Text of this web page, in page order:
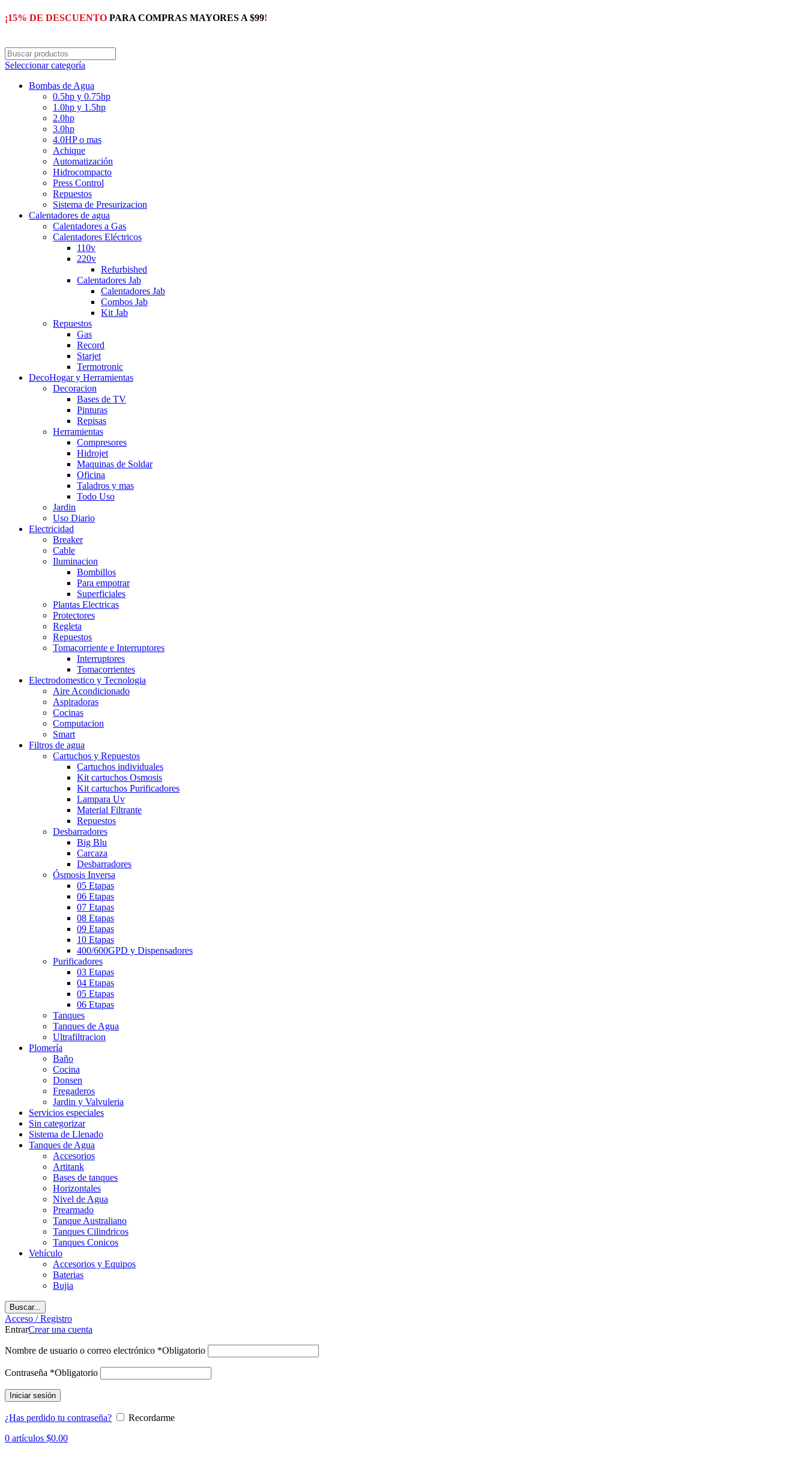
¡15% DE DESCUENTO PARA COMPRAS MAYORES A $99!
Seleccionar categoría
Bombas de Agua
0.5hp y 0.75hp
1.0hp y 1.5hp
2.0hp
3.0hp
4.0HP o mas
Achique
Automatización
Hidrocompacto
Press Control
Repuestos
Sistema de Presurizacion
Calentadores de agua
Calentadores a Gas
Calentadores Eléctricos
110v
220v
Refurbished
Calentadores Jab
Calentadores Jab
Combos Jab
Kit Jab
Repuestos
Gas
Record
Starjet
Termotronic
DecoHogar y Herramientas
Decoracion
Bases de TV
Pinturas
Repisas
Herramientas
Compresores
Hidrojet
Maquinas de Soldar
Oficina
Taladros y mas
Todo Uso
Jardin
Uso Diario
Electricidad
Breaker
Cable
Iluminacion
Bombillos
Para empotrar
Superficiales
Plantas Electricas
Protectores
Regleta
Repuestos
Tomacorriente e Interruptores
Interruptores
Tomacorrientes
Electrodomestico y Tecnologia
Aire Acondicionado
Aspiradoras
Cocinas
Computacion
Smart
Filtros de agua
Cartuchos y Repuestos
Cartuchos individuales
Kit cartuchos Osmosis
Kit cartuchos Purificadores
Lampara Uv
Material Filtrante
Repuestos
Desbarradores
Big Blu
Carcaza
Desbarradores
Ósmosis Inversa
05 Etapas
06 Etapas
07 Etapas
08 Etapas
09 Etapas
10 Etapas
400/600GPD y Dispensadores
Purificadores
03 Etapas
04 Etapas
05 Etapas
06 Etapas
Tanques
Tanques de Agua
Ultrafiltracion
Plomería
Baño
Cocina
Donsen
Fregaderos
Jardin y Valvuleria
Servicios especiales
Sin categorizar
Sistema de Llenado
Tanques de Agua
Accesorios
Artitank
Bases de tanques
Horizontales
Nivel de Agua
Prearmado
Tanque Australiano
Tanques Cilindricos
Tanques Conicos
Vehículo
Accesorios y Equipos
Baterias
Bujia
Buscar...
Acceso / Registro
EntrarCrear una cuenta
Nombre de usuario o correo electrónico *Obligatorio
Contraseña *Obligatorio
Iniciar sesión
¿Has perdido tu contraseña?
Recordarme
0 artículos $0.00